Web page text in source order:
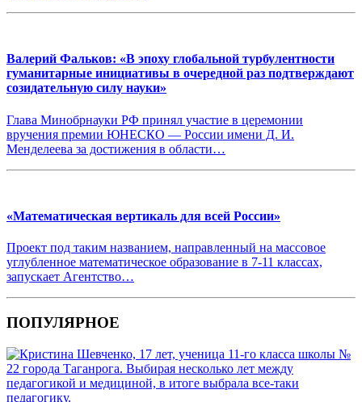
Валерий Фальков: «В эпоху глобальной турбулентности
гуманитарные инициативы в очередной раз подтверждают
созидательную силу науки»
Глава Минобрнауки РФ принял участие в церемонии
вручения премии ЮНЕСКО — России имени Д. И.
Менделеева за достижения в области…
«Математическая вертикаль для всей России»
Проект под таким названием, направленный на массовое
углубленное математическое образование в 7-11 классах,
запускает Агентство…
ПОПУЛЯРНОЕ